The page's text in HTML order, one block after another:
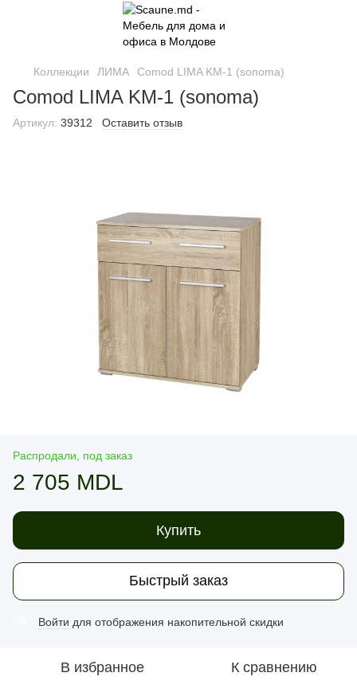
Коллекции ЛИМА Comod LIMA KM-1 (sonoma)
Comod LIMA KM-1 (sonoma)
Артикул: 39312 Оставить отзыв
Распродали, под заказ
2 705 MDL
Купить
Быстрый заказ
Войти для отображения накопительной скидки
В избранное К сравнению